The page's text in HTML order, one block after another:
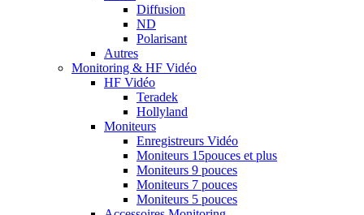
Diffusion
ND
Polarisant
Autres
Monitoring & HF Vidéo
HF Vidéo
Teradek
Hollyland
Moniteurs
Enregistreurs Vidéo
Moniteurs 15pouces et plus
Moniteurs 9 pouces
Moniteurs 7 pouces
Moniteurs 5 pouces